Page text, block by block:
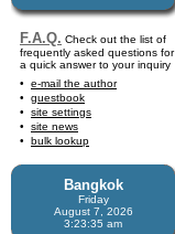
F.A.Q. Check out the list of
frequently asked questions for
a quick answer to your inquiry
e-mail the author
guestbook
site settings
site news
bulk lookup
Bangkok
Friday
August 7, 2026
3:23:35 am